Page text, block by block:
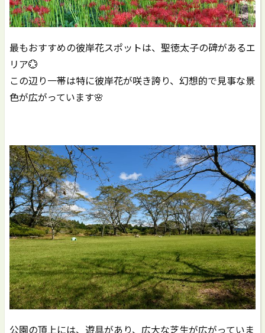
最もおすすめの彼岸花スポットは、聖徳太子の碑があるエ
リア💮
この辺り一帯は特に彼岸花が咲き誇り、幻想的で見事な景
色が広がっています🌸
公園の頂上には、遊具があり、広大な芝生が広がっていま